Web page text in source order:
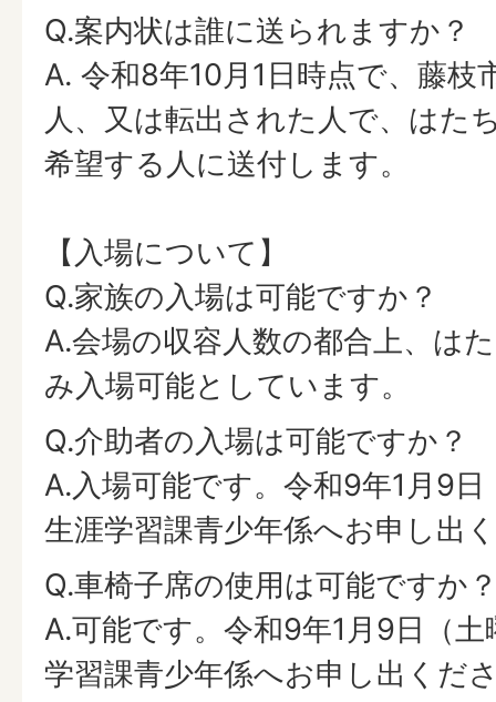
Q.案内状は誰に送られますか？
A. 令和8年10月1日時点で、藤枝
人、又は転出された人で、はた
希望する人に送付します。
【入場について】
Q.家族の入場は可能ですか？
A.会場の収容人数の都合上、は
み入場可能としています。
Q.介助者の入場は可能ですか？
A.入場可能です。令和9年1月9
生涯学習課青少年係へお申し出
Q.車椅子席の使用は可能ですか
A.可能です。令和9年1月9日（
学習課青少年係へお申し出くだ